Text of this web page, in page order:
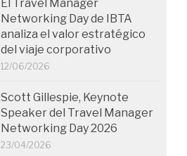
El Travel Manager
Networking Day de IBTA
analiza el valor estratégico
del viaje corporativo
12/06/2026
Scott Gillespie, Keynote
Speaker del Travel Manager
Networking Day 2026
23/04/2026